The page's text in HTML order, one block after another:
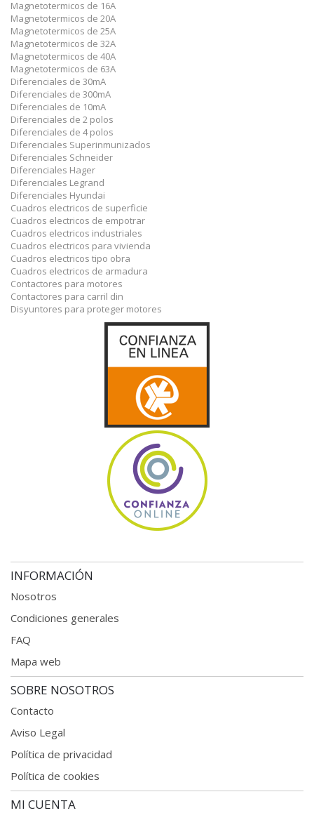
Magnetotermicos de 16A
Magnetotermicos de 20A
Magnetotermicos de 25A
Magnetotermicos de 32A
Magnetotermicos de 40A
Magnetotermicos de 63A
Diferenciales de 30mA
Diferenciales de 300mA
Diferenciales de 10mA
Diferenciales de 2 polos
Diferenciales de 4 polos
Diferenciales Superinmunizados
Diferenciales Schneider
Diferenciales Hager
Diferenciales Legrand
Diferenciales Hyundai
Cuadros electricos de superficie
Cuadros electricos de empotrar
Cuadros electricos industriales
Cuadros electricos para vivienda
Cuadros electricos tipo obra
Cuadros electricos de armadura
Contactores para motores
Contactores para carril din
Disyuntores para proteger motores
INFORMACIÓN
Nosotros
Condiciones generales
FAQ
Mapa web
SOBRE NOSOTROS
Contacto
Aviso Legal
Política de privacidad
Política de cookies
MI CUENTA